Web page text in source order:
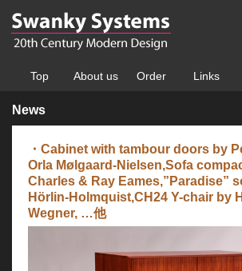
Top About us Order Links
News
・Cabinet with tambour doors by
Orla Mølgaard-Nielsen,Sofa
Charles & Ray Eames,”Paradise”
Hörlin-Holmquist,CH24 Y-chair by
Wegner, …他